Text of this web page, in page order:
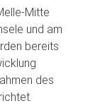
Mitte
und am
bereits
des